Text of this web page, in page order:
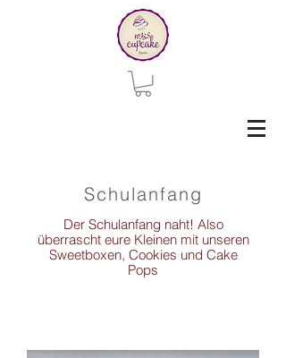
Schulanfang
Der Schulanfang naht! Also
überrascht eure Kleinen mit unseren
Sweetboxen, Cookies und Cake
Pops